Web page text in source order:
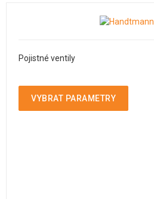
Pojistné ventily
VYBRAT PARAMETRY